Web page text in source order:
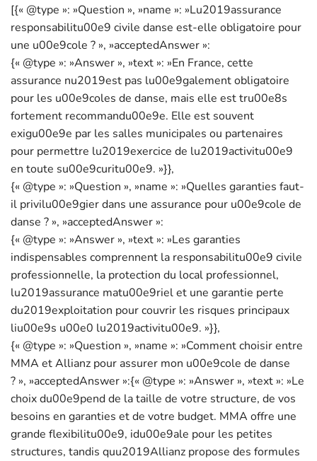
[{« @type »: »Question », »name »: »Lu2019assurance
responsabilitu00e9 civile danse est-elle obligatoire pour
une u00e9cole ? », »acceptedAnswer »:
{« @type »: »Answer », »text »: »En France, cette
assurance nu2019est pas lu00e9galement obligatoire
pour les u00e9coles de danse, mais elle est tru00e8s
fortement recommandu00e9e. Elle est souvent
exigu00e9e par les salles municipales ou partenaires
pour permettre lu2019exercice de lu2019activitu00e9
en toute su00e9curitu00e9. »}},
{« @type »: »Question », »name »: »Quelles garanties faut-
il privilu00e9gier dans une assurance pour u00e9cole de
danse ? », »acceptedAnswer »:
{« @type »: »Answer », »text »: »Les garanties
indispensables comprennent la responsabilitu00e9 civile
professionnelle, la protection du local professionnel,
lu2019assurance matu00e9riel et une garantie perte
du2019exploitation pour couvrir les risques principaux
liu00e9s u00e0 lu2019activitu00e9. »}},
{« @type »: »Question », »name »: »Comment choisir entre
MMA et Allianz pour assurer mon u00e9cole de danse
? », »acceptedAnswer »:{« @type »: »Answer », »text »: »Le
choix du00e9pend de la taille de votre structure, de vos
besoins en garanties et de votre budget. MMA offre une
grande flexibilitu00e9, idu00e9ale pour les petites
structures, tandis quu2019Allianz propose des formules